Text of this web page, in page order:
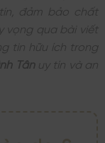
đảm bảo chất
vọng qua bài viết
tin hữu ích trong
Tânuy tín và an